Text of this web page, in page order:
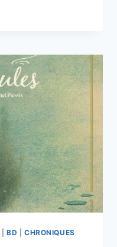
BD CHRONIQUES